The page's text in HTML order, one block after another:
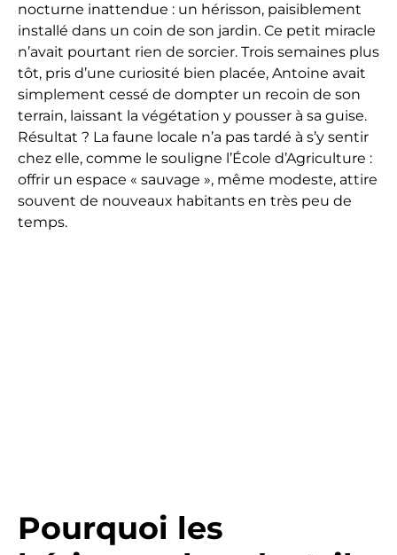
nocturne inattendue : un hérisson, paisiblement
installé dans un coin de son jardin. Ce petit miracle
n’avait pourtant rien de sorcier. Trois semaines plus
tôt, pris d’une curiosité bien placée, Antoine avait
simplement cessé de dompter un recoin de son
terrain, laissant la végétation y pousser à sa guise.
Résultat ? La faune locale n’a pas tardé à s’y sentir
chez elle, comme le souligne l’École d’Agriculture :
offrir un espace « sauvage », même modeste, attire
souvent de nouveaux habitants en très peu de
temps.
Pourquoi les